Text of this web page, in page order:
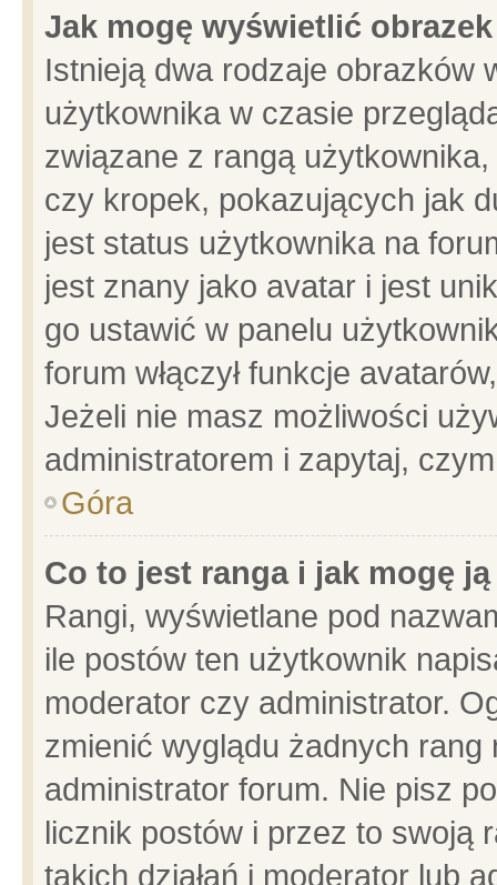
Jak mogę wyświetlić
Istnieją dwa rodzaje obrazków
użytkownika w czasie
związane z rangą
czy kropek, pokazujących jak
jest status użytkownika na
jest znany jako avatar i jest
go ustawić w panelu
forum włączył funkcje
Jeżeli nie masz możliwości
administratorem i zapytaj,
Góra
Co to jest ranga i jak mogę
Rangi, wyświetlane pod
ile postów ten użytkownik
moderator czy administrator.
zmienić wyglądu żadnych
administrator forum. Nie pisz
licznik postów i przez to swoją
takich działań i moderator lub